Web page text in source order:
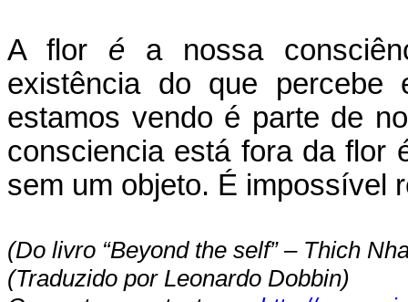
A flor éa nossa
existência do que
estamos vendo é parte de
consciencia está fora da flor
sem um objeto. É impossível
(Do livro “Beyond the self” – Thich
(Traduzido por Leonardo Dobbin)